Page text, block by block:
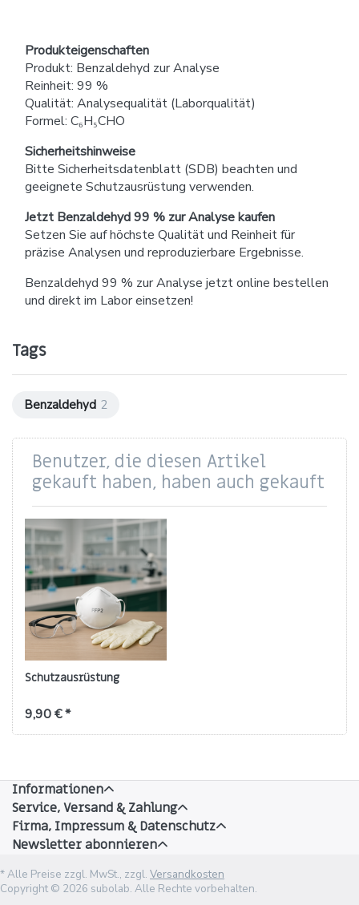
Produkteigenschaften
Produkt: Benzaldehyd zur Analyse
Reinheit: 99 %
Qualität: Analysequalität (Laborqualität)
Formel: C₆H₅CHO
Sicherheitshinweise
Bitte Sicherheitsdatenblatt (SDB) beachten und
geeignete Schutzausrüstung verwenden.
Jetzt Benzaldehyd 99 % zur Analyse kaufen
Setzen Sie auf höchste Qualität und Reinheit für
präzise Analysen und reproduzierbare Ergebnisse.
Benzaldehyd 99 % zur Analyse jetzt online bestellen
und direkt im Labor einsetzen!
Tags
Benzaldehyd 2
Benutzer, die diesen Artikel
gekauft haben, haben auch gekauft
Schutzausrüstung
9,90 € *
Informationen
Service, Versand & Zahlung
Firma, Impressum & Datenschutz
Newsletter abonnieren
* Alle Preise zzgl. MwSt., zzgl. Versandkosten
Copyright © 2026 subolab. Alle Rechte vorbehalten.